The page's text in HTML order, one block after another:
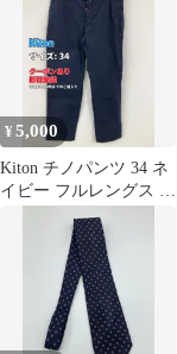
¥5,000
Kiton チノパンツ 34 ネ
イビー フルレングス コ
ットン 無地 ワンポイン
ト スタンダード ストレ
ート レギュラー メンズ